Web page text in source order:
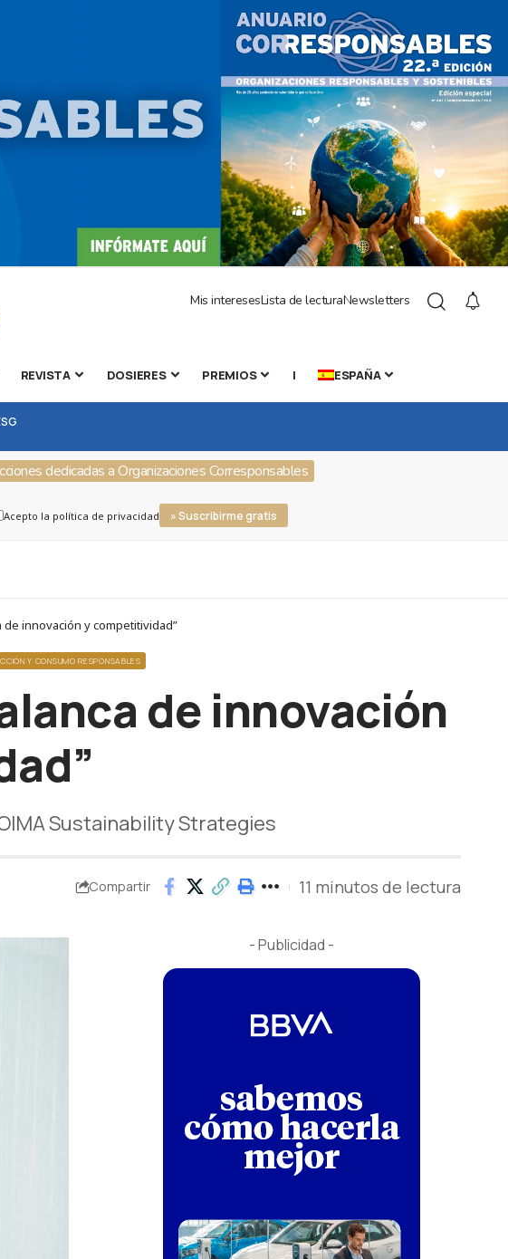
Mis interesesLista de lecturaNewsletters
REVISTA DOSIERES PREMIOS | ESPAÑA
dedicadas a Organizaciones Corresponsables
Acepto la política de privacidad » Suscribirme gratis
de innovación y competitividad”
Y CONSUMO RESPONSABLES
de innovación
Sustainability Strategies
Compartir 11 minutos de lectura
- Publicidad -